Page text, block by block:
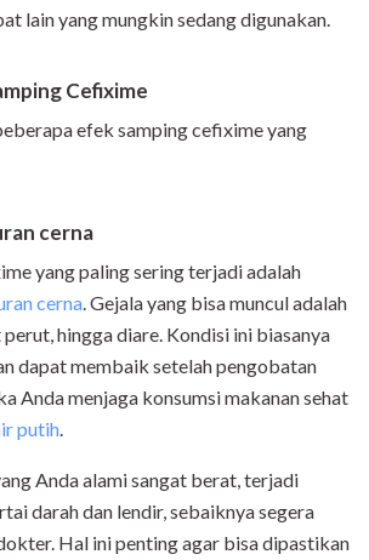
lain yang mungkin sedang digunakan.
Cefixime
efek samping cefixime yang
cerna
yang paling sering terjadi adalah
cerna . Gejala yang bisa muncul adalah
perut, hingga diare. Kondisi ini biasanya
dapat membaik setelah pengobatan
Anda menjaga konsumsi makanan sehat
putih
Anda alami sangat berat, terjadi
darah dan lendir, sebaiknya segera
Hal ini penting agar bisa dipastikan